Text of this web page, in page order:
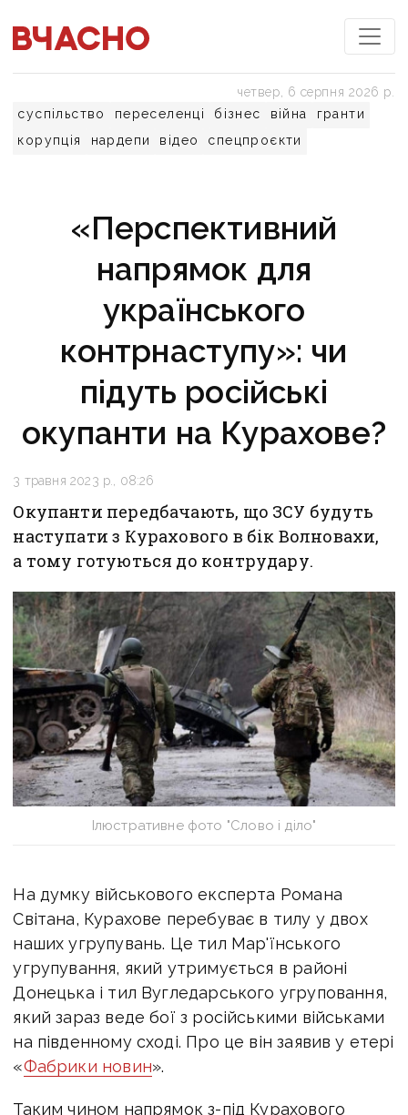
суспільство переселенці бізнес війна
гранти
корупція
нардепи відео спецпроєкти
четвер, 6 серпня 2026 р.
«Перспективний
напрямок для
українського
контрнаступу»: чи
підуть російські
окупанти на Курахове?
3 травня 2023 р., 08:26
Окупанти передбачають, що ЗСУ будуть
наступати з Курахового в бік Волновахи,
а тому готуються до контрудару.
Ілюстративне фото "Слово і діло"
На думку військового експерта Романа
Світана, Курахове перебуває в тилу у двох
наших угрупувань. Це тил Мар'їнського
угрупування, який утримується в районі
Донецька і тил Вугледарського угруповання,
який зараз веде бої з російськими військами
на південному сході. Про це він заявив у етері
«Фабрики новин».
Таким чином напрямок з-під Курахового